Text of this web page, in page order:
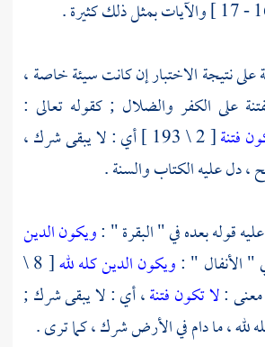
على نتيجة الاختبار إن كانت سيئة خاصة ،
على الكفر والضلال ; كقوله تعالى :
فتنة
[ 2 \ 193 ] أي : لا يبقى شرك ،
، دل عليه الكتاب والسنة .
قوله بعده في " البقرة " :ويكون الدين
ويكون الدين كله لله
[ 8 \
لا تكون فتنة، أي : لا يبقى شرك ;
لله ، ما دام في الأرض شرك ، كما ترى .